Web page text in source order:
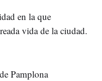
en la que
vida de la ciudad.
Pamplona